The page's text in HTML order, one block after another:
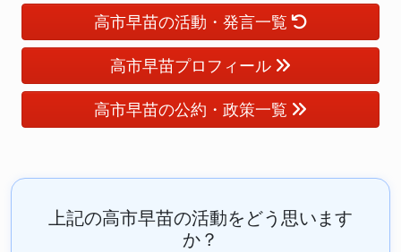
高市早苗の活動・発言一覧
高市早苗プロフィール
高市早苗の公約・政策一覧
上記の高市早苗の活動をどう思います
か？